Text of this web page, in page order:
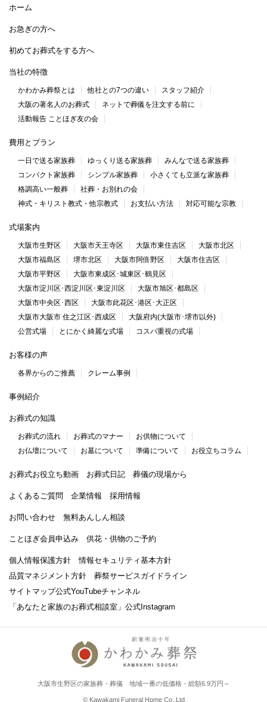
ホーム
お急ぎの方へ
初めてお葬式をする方へ
当社の特徴
かわかみ葬祭とは 他社との7つの違い
スタッフ紹介
大阪の著名人のお葬式
ネットで葬儀を注文する前に
活動報告 ことほぎ友の会
費用とプラン
一日で送る家族葬 ゆっくり送る家族葬
みんなで送る家族葬
コンパクト家族葬
シンプル家族葬
小さくても立派な家族葬
格調高い一般葬
社葬・お別れの会
神式・キリスト教式・他宗教式
お支払い方法 対応可能な宗教
式場案内
大阪市生野区 大阪市天王寺区 大阪市東住吉区
大阪市北区
大阪市福島区
堺市北区 大阪市阿倍野区
大阪市住吉区
大阪市平野区
大阪市東成区･城東区･鶴見区
大阪市淀川区･西淀川区･東淀川区
大阪市旭区･都島区
大阪市中央区･西区
大阪市此花区･港区･大正区
大阪市大阪市 住之江区･西成区
大阪府内(大阪市･堺市以外)
公営式場
とにかく綺麗な式場 コスパ重視の式場
お客様の声
各界からのご推薦 クレーム事例
事例紹介
お葬式の知識
お葬式の流れ お葬式のマナー
お供物について
お仏壇について
お墓について 準備について お役立ちコラム
お葬式お役立ち動画 お葬式日記 葬儀の現場から
よくあるご質問 企業情報 採用情報
お問い合わせ 無料あんしん相談
ことほぎ会員申込み 供花・供物のご予約
個人情報保護方針
情報セキュリティ基本方針
品質マネジメント方針
葬祭サービスガイドライン
サイトマップ公式YouTubeチャンネル
「あなたと家族のお葬式相談室」 公式Instagram
大阪市生野区の家族葬・葬儀 地域一番の低価格・総額6.9万円～
© Kawakami Funeral Home Co.,Ltd.